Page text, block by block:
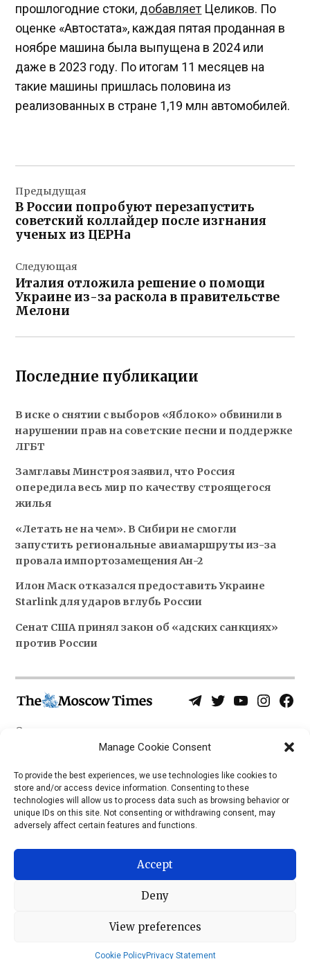
Manage Cookie Consent
To provide the best experiences, we use technologies like cookies to
store and/or access device information. Consenting to these
technologies will allow us to process data such as browsing behavior or
unique IDs on this site. Not consenting or withdrawing consent, may
adversely affect certain features and functions.
Accept
Deny
View preferences
Cookie PolicyPrivacy Statement
прошлогодние стоки, добавляет Целиков. По
оценке «Автостата», каждая пятая проданная в
ноябре машина была выпущена в 2024 или
даже в 2023 году. По итогам 11 месяцев на
такие машины пришлась половина из
реализованных в стране 1,19 млн автомобилей.
по
записям
Предыдущая
В России попробуют перезапустить
советский коллайдер после изгнания
ученых из ЦЕРНа
Следующая
Италия отложила решение о помощи
Украине из-за раскола в правительстве
Мелони
Последние публикации
В иске о снятии с выборов «Яблоко» обвинили в
нарушении прав на советские песни и поддержке
ЛГБТ
Замглавы Минстроя заявил, что Россия
опередила весь мир по качеству строящегося
жилья
«Летать не на чем». В Сибири не смогли
запустить региональные авиамаршруты из-за
провала импортозамещения Ан-2
Илон Маск отказался предоставить Украине
Starlink для ударов вглубь России
Сенат США принял закон об «адских санкциях»
против России
Telegram
TwitterYouTubeInstagram
О нас
Политика конфиденциальности
iOS
Android